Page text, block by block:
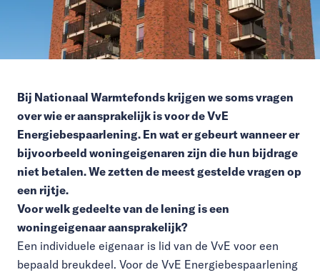
Bij Nationaal Warmtefonds krijgen we soms vragen
over wie er aansprakelijk is voor de VvE
Energiebespaarlening. En wat er gebeurt wanneer er
bijvoorbeeld woningeigenaren zijn die hun bijdrage
niet betalen. We zetten de meest gestelde vragen op
een rijtje.
Voor welk gedeelte van de lening is een
woningeigenaar aansprakelijk?
Een individuele eigenaar is lid van de VvE voor een
bepaald breukdeel. Voor de VvE Energiebespaarlening